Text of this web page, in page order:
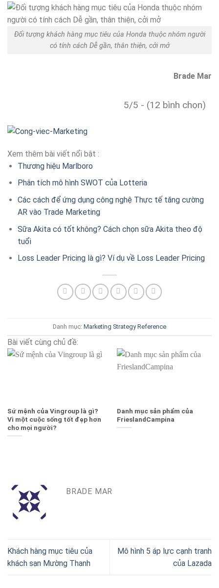
Đối tượng khách hàng mục tiêu của Honda thuộc nhóm người
có tính cách Dễ gần, thân thiện, cởi mở
Brade Mar
5/5 - (12 bình chọn)
Xem thêm bài viết nổi bật :
Thương hiệu Marlboro
Phân tích mô hình SWOT của Lotteria
Các cách để ứng dụng công nghệ Thực tế tăng cường
AR vào Trade Marketing
Sữa Akita có tốt không? Cách chọn sữa Akita theo độ
tuổi
Loss Leader Pricing là gì? Ví dụ về Loss Leader Pricing
Danh mục: Marketing Strategy Reference
Bài viết cùng chủ đề:
Sứ mệnh của Vingroup là gì?
Vì một cuộc sống tốt đẹp hơn
cho mọi người?
Danh mục sản phẩm của
FrieslandCampina
BRADE MAR
Khách hàng mục tiêu của
khách sạn Mường Thanh
Mô hình 5 áp lực cạnh tranh
của Lazada